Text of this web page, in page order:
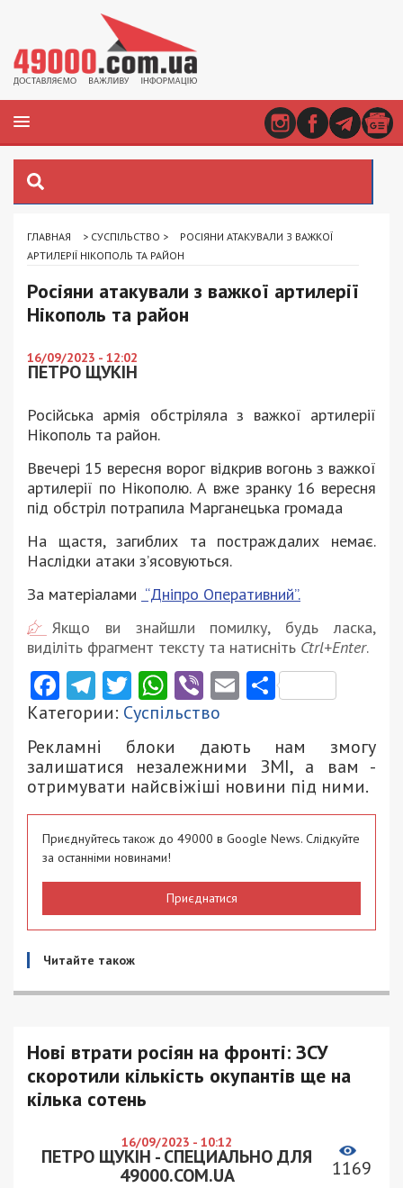
ГЛАВНАЯ > СУСПІЛЬСТВО >
РОСІЯНИ АТАКУВАЛИ З ВАЖКОЇ
АРТИЛЕРІЇ НІКОПОЛЬ ТА РАЙОН
Росіяни атакували з важкої артилерії
Нікополь та район
16/09/2023 - 12:02
ПЕТРО ЩУКІН
Російська армія обстріляла з важкої артилерії
Нікополь та район.
Ввечері 15 вересня ворог відкрив вогонь з важкої
артилерії по Нікополю. А вже зранку 16 вересня
під обстріл потрапила Марганецька громада
На щастя, загиблих та постраждалих немає.
Наслідки атаки з’ясовуються.
За матеріалами “Дніпро Оперативний”.
Якщо ви знайшли помилку, будь ласка,
виділіть фрагмент тексту та натисніть Ctrl+Enter.
Facebook
Telegram
Twitter
WhatsApp
ViberEmail
Категории: Суспільство
Рекламні блоки дають нам змогу
залишатися незалежними ЗМІ, а вам -
отримувати найсвіжіші новини під ними.
Приєднуйтесь також до 49000 в Google News. Слідкуйте
за останніми новинами!
Приєднатися
Читайте також
Нові втрати росіян на фронті: ЗСУ
скоротили кількість окупантів ще на
кілька сотень
16/09/2023 - 10:12
ПЕТРО ЩУКІН - СПЕЦИАЛЬНО ДЛЯ
49000.COM.UA
1169